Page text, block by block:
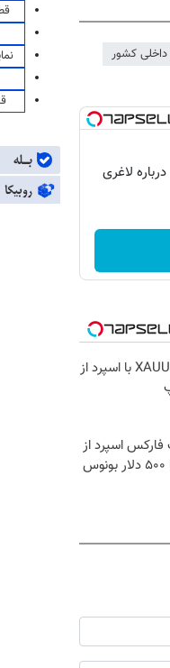
کشور
لاغری
ترید XAUUSD با اسپرد از
فارکس اسپرد از